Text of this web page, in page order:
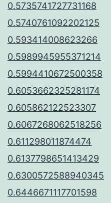
0.5735741727731168
0.5740761092202125
0.593414008623266
0.5989945955371214
0.5994410672500358
0.6053662325281174
0.605862122523307
0.6067268062518256
0.611298011874474
0.6137798651413429
0.6300572588940345
0.6446671117701598